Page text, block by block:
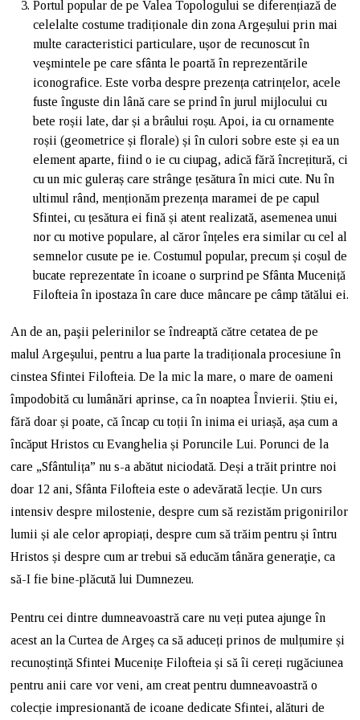
Portul popular de pe Valea Topologului se diferențiază de
celelalte costume tradiționale din zona Argeșului prin mai
multe caracteristici particulare, ușor de recunoscut în
veşmintele pe care sfânta le poartă în reprezentările
iconografice. Este vorba despre prezența catrințelor, acele
fuste înguste din lână care se prind în jurul mijlocului cu
bete roșii late, dar și a brâului roșu. Apoi, ia cu ornamente
roșii (geometrice și florale) și în culori sobre este și ea un
element aparte, fiind o ie cu ciupag, adică fără încrețitură, ci
cu un mic guleraș care strânge țesătura în mici cute. Nu în
ultimul rând, menționăm prezența maramei de pe capul
Sfintei, cu țesătura ei fină și atent realizată, asemenea unui
nor cu motive populare, al căror înțeles era similar cu cel al
semnelor cusute pe ie. Costumul popular, precum și coșul de
bucate reprezentate în icoane o surprind pe Sfânta Muceniță
Filofteia în ipostaza în care duce mâncare pe câmp tătălui ei.
An de an, paşii pelerinilor se îndreaptă către cetatea de pe
malul Argeşului, pentru a lua parte la tradiționala procesiune în
cinstea Sfintei Filofteia. De la mic la mare, o mare de oameni
împodobită cu lumânări aprinse, ca în noaptea Învierii. Știu ei,
fără doar și poate, că încap cu toții în inima ei uriașă, așa cum a
încăput Hristos cu Evanghelia și Poruncile Lui. Porunci de la
care „Sfântulița” nu s-a abătut niciodată. Deși a trăit printre noi
doar 12 ani, Sfânta Filofteia este o adevărată lecție. Un curs
intensiv despre milostenie, despre cum să rezistăm prigonirilor
lumii și ale celor apropiați, despre cum să trăim pentru și întru
Hristos și despre cum ar trebui să educăm tânăra generaţie, ca
să-I fie bine-plăcută lui Dumnezeu.
Pentru cei dintre dumneavoastră care nu veți putea ajunge în
acest an la Curtea de Argeș ca să aduceți prinos de mulțumire și
recunoștință Sfintei Mucenițe Filofteia și să îi cereți rugăciunea
pentru anii care vor veni, am creat pentru dumneavoastră o
colecție impresionantă de icoane dedicate Sfintei, alături de